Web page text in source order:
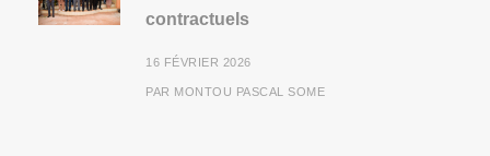
contractuels
16 FÉVRIER 2026
PAR MONTOU PASCAL SOME